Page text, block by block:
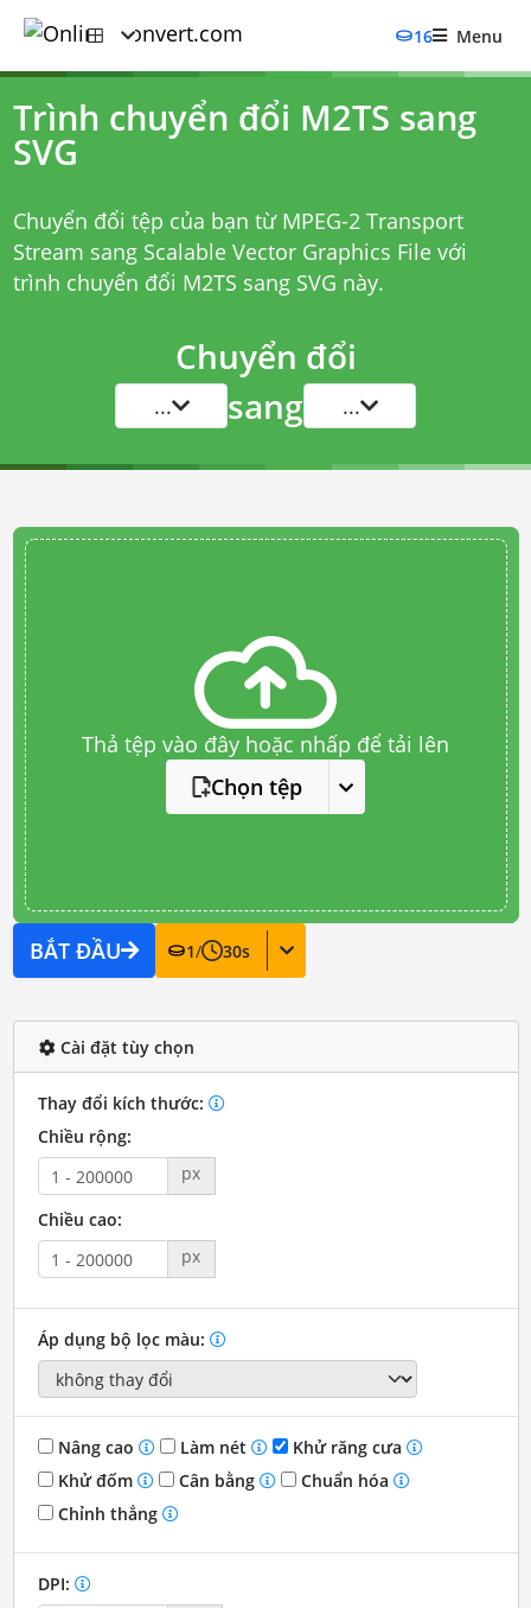
16 Menu
Trình chuyển đổi M2TS sang
SVG
Chuyển đổi tệp của bạn từ MPEG-2 Transport
Stream sang Scalable Vector Graphics File với
trình chuyển đổi M2TS sang SVG này.
Chuyển đổi
... sang ...
Thả tệp vào đây hoặc nhấp để tải lên
Chọn tệp
BẮT ĐẦU 1/ 30s
Cài đặt tùy chọn
Thay đổi kích thước:
Chiều rộng:
px
Chiều cao:
px
Áp dụng bộ lọc màu:
Nâng cao Làm nét
Khử răng cưa
Khử đốm
Cân bằng
Chuẩn hóa
Chỉnh thẳng
DPI: